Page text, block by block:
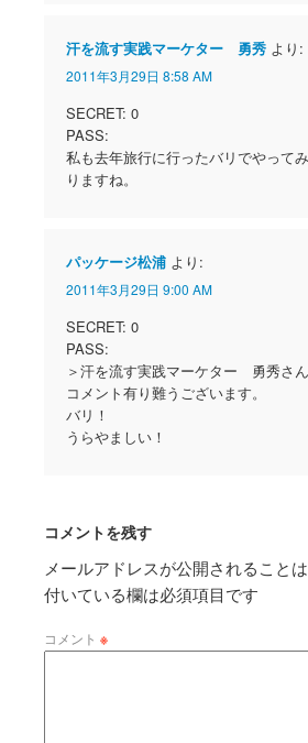
汗を流す実践マーケター 勇秀 より:
2011年3月29日 8:58 AM
SECRET: 0
PASS:
私も去年旅行に行ったバリでやって
りますね。
パッケージ松浦 より:
2011年3月29日 9:00 AM
SECRET: 0
PASS:
＞汗を流す実践マーケター 勇秀さん
コメント有り難うございます。
バリ！
うらやましい！
コメントを残す
メールアドレスが公開されることは
付いている欄は必須項目です
コメント ※